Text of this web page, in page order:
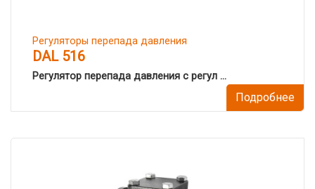
Регуляторы перепада давления
DAL 516
Регулятор перепада давления с регул ...
Подробнее